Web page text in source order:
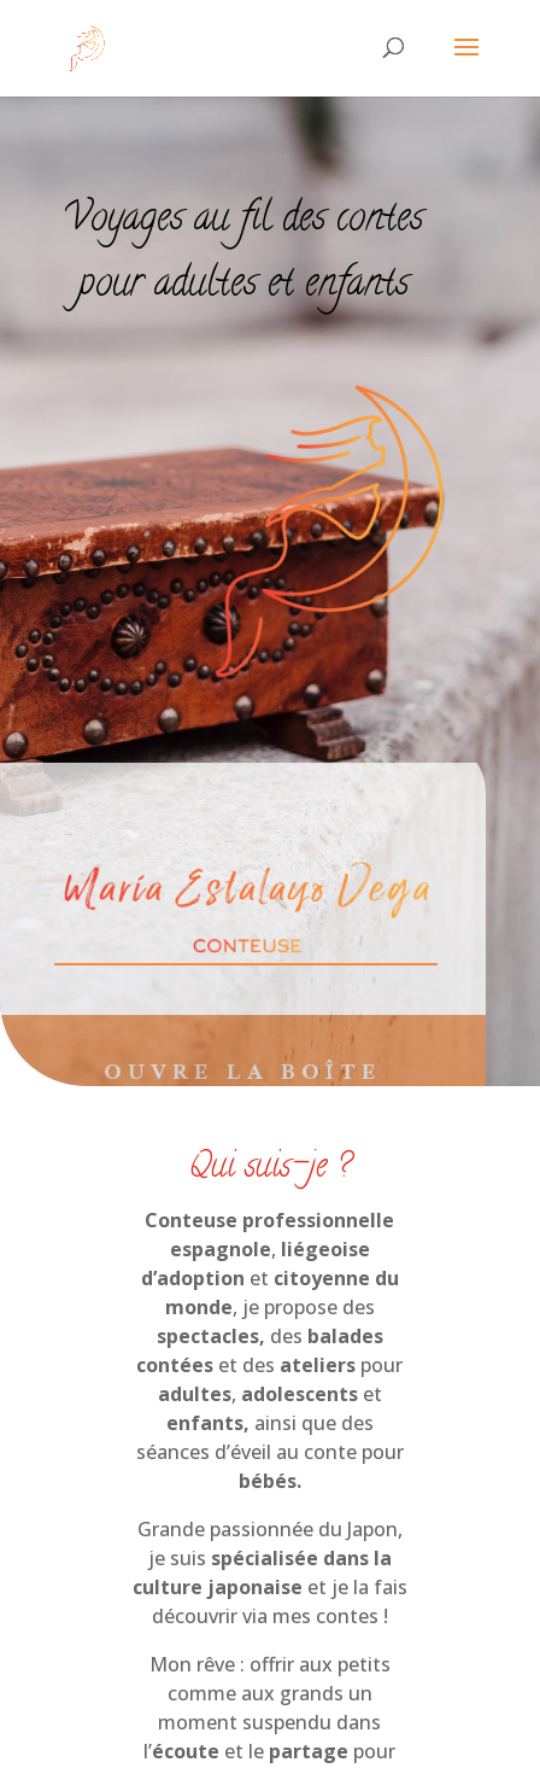
Voyages au fil des contes
pour adultes et enfants
OUVRE LA BOÎTE
Qui suis-je ?
Conteuse professionnelle
espagnole, liégeoise
d’adoption et citoyenne du
monde, je propose des
spectacles, des balades
contées et des ateliers pour
adultes, adolescentset
enfants, ainsi que des
séances d’éveil au conte pour
bébés.
Grande passionnée du Japon,
je suis spécialisée dans la
culture japonaise et je la fais
découvrir via mes contes !
Mon rêve : offrir aux petits
comme aux grands un
moment suspendu dans
l’écoute et le partage pour